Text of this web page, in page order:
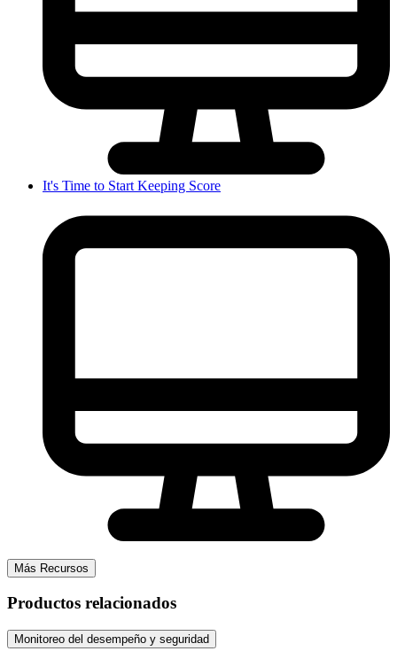
It's Time to Start Keeping Score
Más Recursos
Productos relacionados
Monitoreo del desempeño y seguridad